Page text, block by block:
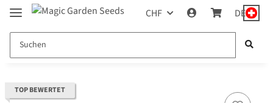
CHF DE
TOP BEWERTET